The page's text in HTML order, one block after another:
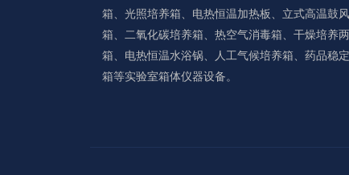
箱、光照培养箱、电热恒温加热板、立式高温鼓
箱、二氧化碳培养箱、热空气消毒箱、干燥培养
箱、电热恒温水浴锅、人工气候培养箱、药品稳
箱等实验室箱体仪器设备。